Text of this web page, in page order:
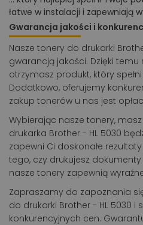
łatwe w instalacji i zapewniają
Gwarancja jakości i
Nasze tonery do drukarki
gwarancją jakości. Dzięki temu
otrzymasz produkt, który
Dodatkowo, oferujemy
zakup tonerów u nas jest
Wybierając nasze tonery,
drukarka Brother - HL 5030
zapewni Ci doskonałe
tego, czy drukujesz
nasze tonery zapewnią
Zapraszamy do zapoznania
do drukarki Brother - HL 5030 i
konkurencyjnych cen.